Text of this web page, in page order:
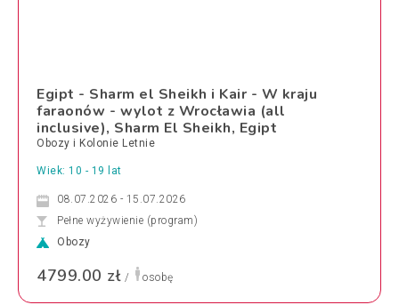
Egipt - Sharm el Sheikh i Kair - W kraju
faraonów - wylot z Wrocławia (all
inclusive), Sharm El Sheikh, Egipt
Obozy i Kolonie Letnie
Wiek: 10 - 19 lat
08.07.2026 - 15.07.2026
Pełne wyżywienie (program)
Obozy
4799.00 zł / osobę